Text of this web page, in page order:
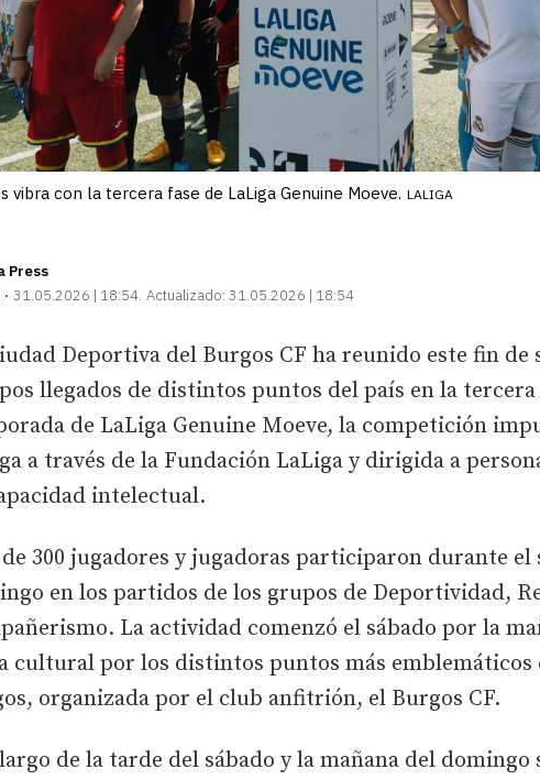
vibra con la tercera fase de LaLiga Genuine Moeve. LALIGA
Press
31.05.2026 | 18:54 Actualizado: 31.05.2026 | 18:54
Deportiva del Burgos CF ha reunido este fin de
llegados de distintos puntos del país en la tercera
de LaLiga Genuine Moeve, la competición
a través de la Fundación LaLiga y dirigida a
intelectual.
300 jugadores y jugadoras participaron durante el
en los partidos de los grupos de Deportividad,
La actividad comenzó el sábado por la
cultural por los distintos puntos más emblemáticos
organizada por el club anfitrión, el Burgos CF.
de la tarde del sábado y la mañana del domingo